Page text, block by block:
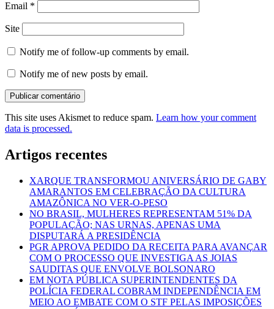
Email *
Site
Notify me of follow-up comments by email.
Notify me of new posts by email.
This site uses Akismet to reduce spam. Learn how your comment
data is processed.
Artigos recentes
XARQUE TRANSFORMOU ANIVERSÁRIO DE GABY
AMARANTOS EM CELEBRAÇÃO DA CULTURA
AMAZÔNICA NO VER-O-PESO
NO BRASIL, MULHERES REPRESENTAM 51% DA
POPULAÇÃO; NAS URNAS, APENAS UMA
DISPUTARÁ A PRESIDÊNCIA
PGR APROVA PEDIDO DA RECEITA PARA AVANÇAR
COM O PROCESSO QUE INVESTIGA AS JOIAS
SAUDITAS QUE ENVOLVE BOLSONARO
EM NOTA PÚBLICA SUPERINTENDENTES DA
POLÍCIA FEDERAL COBRAM INDEPENDÊNCIA EM
MEIO AO EMBATE COM O STF PELAS IMPOSIÇÕES